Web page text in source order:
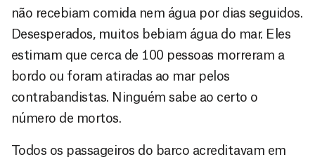
não recebiam comida nem água por dias seguidos.
Desesperados, muitos bebiam água do mar. Eles
estimam que cerca de 100 pessoas morreram a
bordo ou foram atiradas ao mar pelos
contrabandistas. Ninguém sabe ao certo o
número de mortos.
Todos os passageiros do barco acreditavam em